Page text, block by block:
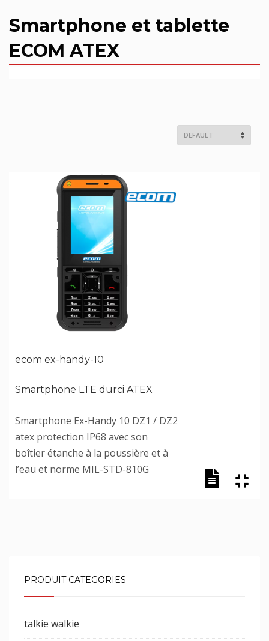
Smartphone et tablette
ECOM ATEX
ecom ex-handy-10
Smartphone LTE durci ATEX
Smartphone Ex-Handy 10 DZ1 / DZ2
atex protection IP68 avec son
boîtier étanche à la poussière et à
l’eau et norme MIL-STD-810G
PRODUIT CATEGORIES
talkie walkie